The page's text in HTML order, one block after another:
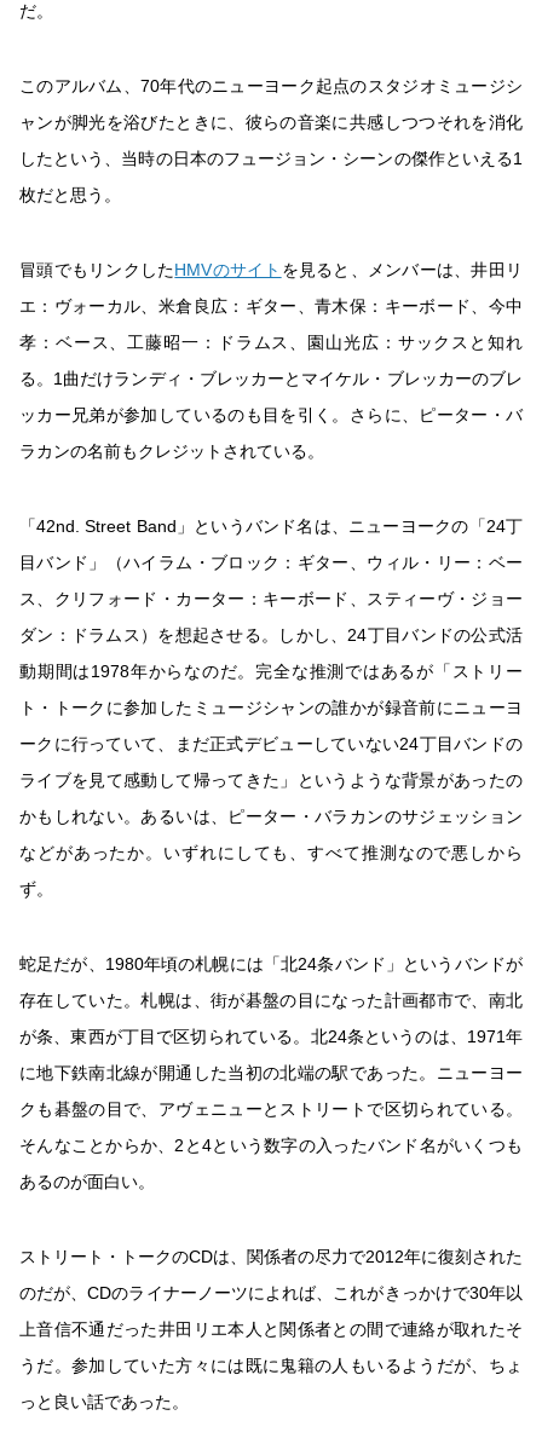
だ。
このアルバム、70年代のニューヨーク起点のスタジオミュージシ
ャンが脚光を浴びたときに、彼らの音楽に共感しつつそれを消化
したという、当時の日本のフュージョン・シーンの傑作といえる1
枚だと思う。
冒頭でもリンクしたHMVのサイト を見ると、メンバーは、井田リ
エ：ヴォーカル、米倉良広：ギター、青木保：キーボード、今中
孝：ベース、工藤昭一：ドラムス、園山光広：サックスと知れ
る。1曲だけランディ・ブレッカーとマイケル・ブレッカーのブレ
ッカー兄弟が参加しているのも目を引く。さらに、ピーター・バ
ラカンの名前もクレジットされている。
「42nd. Street Band」というバンド名は、ニューヨークの「24丁
目バンド」（ハイラム・ブロック：ギター、ウィル・リー：ベー
ス、クリフォード・カーター：キーボード、スティーヴ・ジョー
ダン：ドラムス）を想起させる。しかし、24丁目バンドの公式活
動期間は1978年からなのだ。完全な推測ではあるが「ストリー
ト・トークに参加したミュージシャンの誰かが録音前にニューヨ
ークに行っていて、まだ正式デビューしていない24丁目バンドの
ライブを見て感動して帰ってきた」というような背景があったの
かもしれない。あるいは、ピーター・バラカンのサジェッション
などがあったか。いずれにしても、すべて推測なので悪しから
ず。
蛇足だが、1980年頃の札幌には「北24条バンド」というバンドが
存在していた。札幌は、街が碁盤の目になった計画都市で、南北
が条、東西が丁目で区切られている。北24条というのは、1971年
に地下鉄南北線が開通した当初の北端の駅であった。ニューヨー
クも碁盤の目で、アヴェニューとストリートで区切られている。
そんなことからか、2と4という数字の入ったバンド名がいくつも
あるのが面白い。
ストリート・トークのCDは、関係者の尽力で2012年に復刻された
のだが、CDのライナーノーツによれば、これがきっかけで30年以
上音信不通だった井田リエ本人と関係者との間で連絡が取れたそ
うだ。参加していた方々には既に鬼籍の人もいるようだが、ちょ
っと良い話であった。